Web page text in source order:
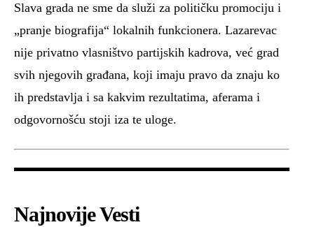
Slava grada ne sme da služi za političku promociju i
„pranje biografija“ lokalnih funkcionera. Lazarevac
nije privatno vlasništvo partijskih kadrova, već grad
svih njegovih građana, koji imaju pravo da znaju ko
ih predstavlja i sa kakvim rezultatima, aferama i
odgovornošću stoji iza te uloge.
Najnovije Vesti